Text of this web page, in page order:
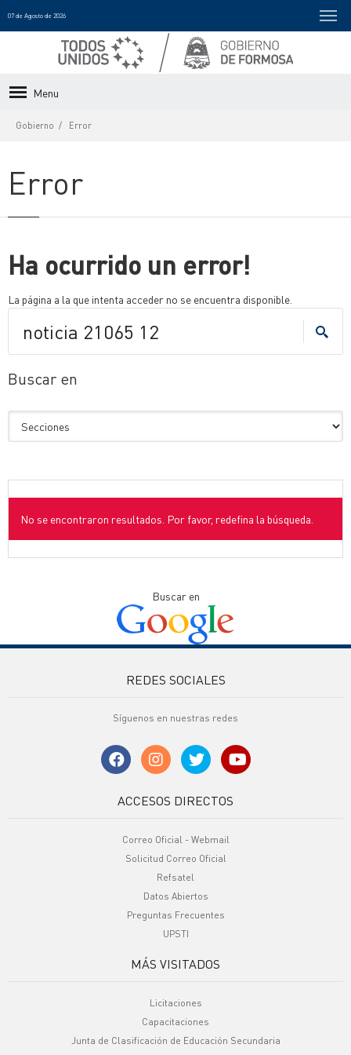
07 de Agosto de 2026
Menu
Gobierno Error
Error
Ha ocurrido un error!
La página a la que intenta acceder no se encuentra disponible.
Buscar en
No se encontraron resultados. Por favor, redefina la búsqueda.
Buscar en
REDES SOCIALES
Síguenos en nuestras redes
ACCESOS DIRECTOS
Correo Oficial - Webmail
Solicitud Correo Oficial
Refsatel
Datos Abiertos
Preguntas Frecuentes
UPSTI
MÁS VISITADOS
Licitaciones
Capacitaciones
Junta de Clasificación de Educación Secundaria